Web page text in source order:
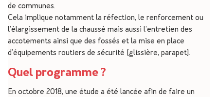
de communes.
Cela implique notamment la réfection, le renforcement ou
l’élargissement de la chaussé mais aussi l’entretien des
accotements ainsi que des fossés et la mise en place
d’équipements routiers de sécurité (glissière, parapet).
Quel programme ?
En octobre 2018, une étude a été lancée afin de faire un